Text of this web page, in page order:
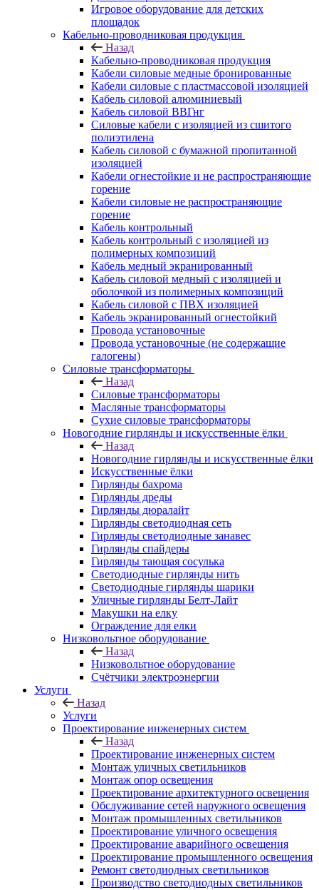
Игровое оборудование для детских
площадок
Кабельно-проводниковая продукция
Назад
Кабельно-проводниковая продукция
Кабели силовые медные бронированные
Кабели силовые с пластмассовой изоляцией
Кабель силовой алюминиевый
Кабель силовой ВВГнг
Силовые кабели с изоляцией из сшитого
полиэтилена
Кабель силовой с бумажной пропитанной
изоляцией
Кабели огнестойкие и не распространяющие
горение
Кабели силовые не распространяющие
горение
Кабель контрольный
Кабель контрольный с изоляцией из
полимерных композиций
Кабель медный экранированный
Кабель силовой медный с изоляцией и
оболочкой из полимерных композиций
Кабель силовой с ПВХ изоляцией
Кабель экранированный огнестойкий
Провода установочные
Провода установочные (не содержащие
галогены)
Силовые трансформаторы
Назад
Силовые трансформаторы
Масляные трансформаторы
Сухие силовые трансформаторы
Новогодние гирлянды и искусственные ёлки
Назад
Новогодние гирлянды и искусственные ёлки
Искусственные ёлки
Гирлянды бахрома
Гирлянды дреды
Гирлянды дюралайт
Гирлянды светодиодная сеть
Гирлянды светодиодные занавес
Гирлянды спайдеры
Гирлянды тающая сосулька
Светодиодные гирлянды нить
Светодиодные гирлянды шарики
Уличные гирлянды Белт-Лайт
Макушки на елку
Ограждение для елки
Низковольтное оборудование
Назад
Низковольтное оборудование
Счётчики электроэнергии
Услуги
Назад
Услуги
Проектирование инженерных систем
Назад
Проектирование инженерных систем
Монтаж уличных светильников
Монтаж опор освещения
Проектирование архитектурного освещения
Обслуживание сетей наружного освещения
Монтаж промышленных светильников
Проектирование уличного освещения
Проектирование аварийного освещения
Проектирование промышленного освещения
Ремонт светодиодных светильников
Производство светодиодных светильников